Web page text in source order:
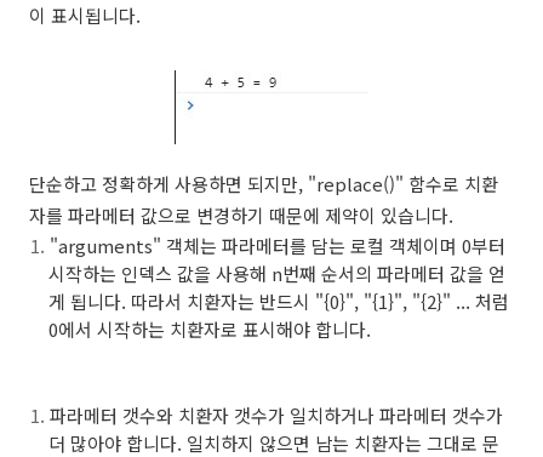
이 표시됩니다.
단순하고 정확하게 사용하면 되지만, "replace()" 함수로 치환
자를 파라메터 값으로 변경하기 때문에 제약이 있습니다.
"arguments" 객체는 파라메터를 담는 로컬 객체이며 0부터
시작하는 인덱스 값을 사용해 n번째 순서의 파라메터 값을 얻
게 됩니다. 따라서 치환자는 반드시 "{0}", "{1}", "{2}" ... 처럼
0에서 시작하는 치환자로 표시해야 합니다.
파라메터 갯수와 치환자 갯수가 일치하거나 파라메터 갯수가
더 많아야 합니다. 일치하지 않으면 남는 치환자는 그대로 문